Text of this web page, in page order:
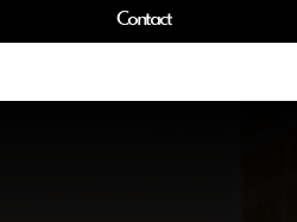
Contact